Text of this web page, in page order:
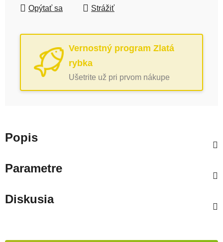
Opýtať sa Strážiť
Vernostný program Zlatá
rybka
Ušetrite už pri prvom nákupe
Popis
Parametre
Diskusia